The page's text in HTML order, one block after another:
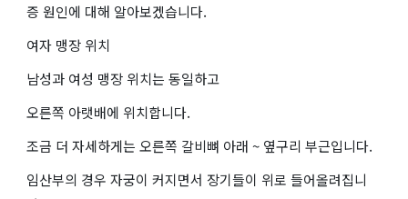
증 원인에 대해 알아보겠습니다.
여자 맹장 위치
남성과 여성 맹장 위치는 동일하고
오른쪽 아랫배에 위치합니다.
조금 더 자세하게는 오른쪽 갈비뼈 아래 ~ 옆구리 부근입니다.
임산부의 경우 자궁이 커지면서 장기들이 위로 들어올려집니